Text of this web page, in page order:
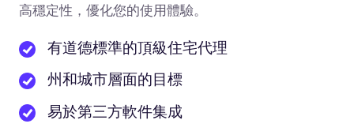
高穩定性，優化您的使用體驗。
有道德標準的頂級住宅代理
州和城市層面的目標
易於第三方軟件集成